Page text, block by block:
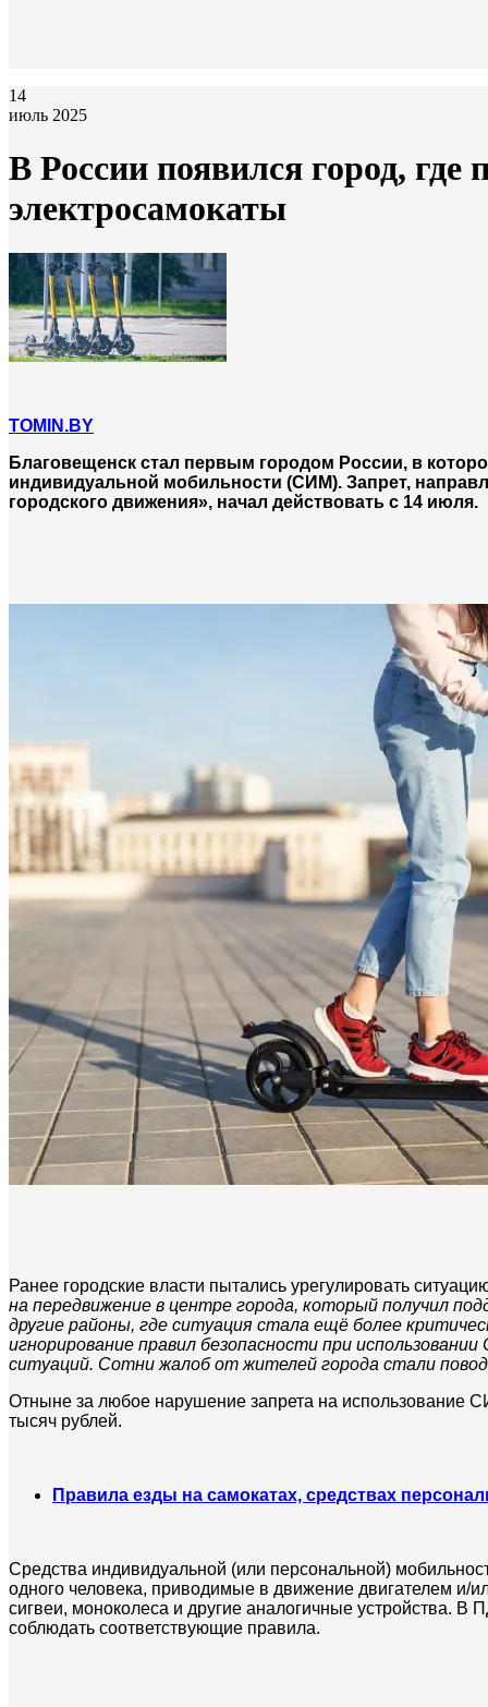
14
июль 2025
В России появился город, где
электросамокаты
TOMIN.BY
Благовещенск стал первым городом России, в
индивидуальной мобильности (СИМ). Запрет,
городского движения», начал действовать с 14 июля.
Ранее городские власти пытались урегулировать
на передвижение в центре города, который получил
другие районы, где ситуация стала ещё более
игнорирование правил безопасности при
ситуаций. Сотни жалоб от жителей города стали
Отныне за любое нарушение запрета на использование
тысяч рублей.
Правила езды на самокатах, средствах
Средства индивидуальной (или персональной)
одного человека, приводимые в движение двигателем и/
сигвеи, моноколеса и другие аналогичные
соблюдать соответствующие правила.